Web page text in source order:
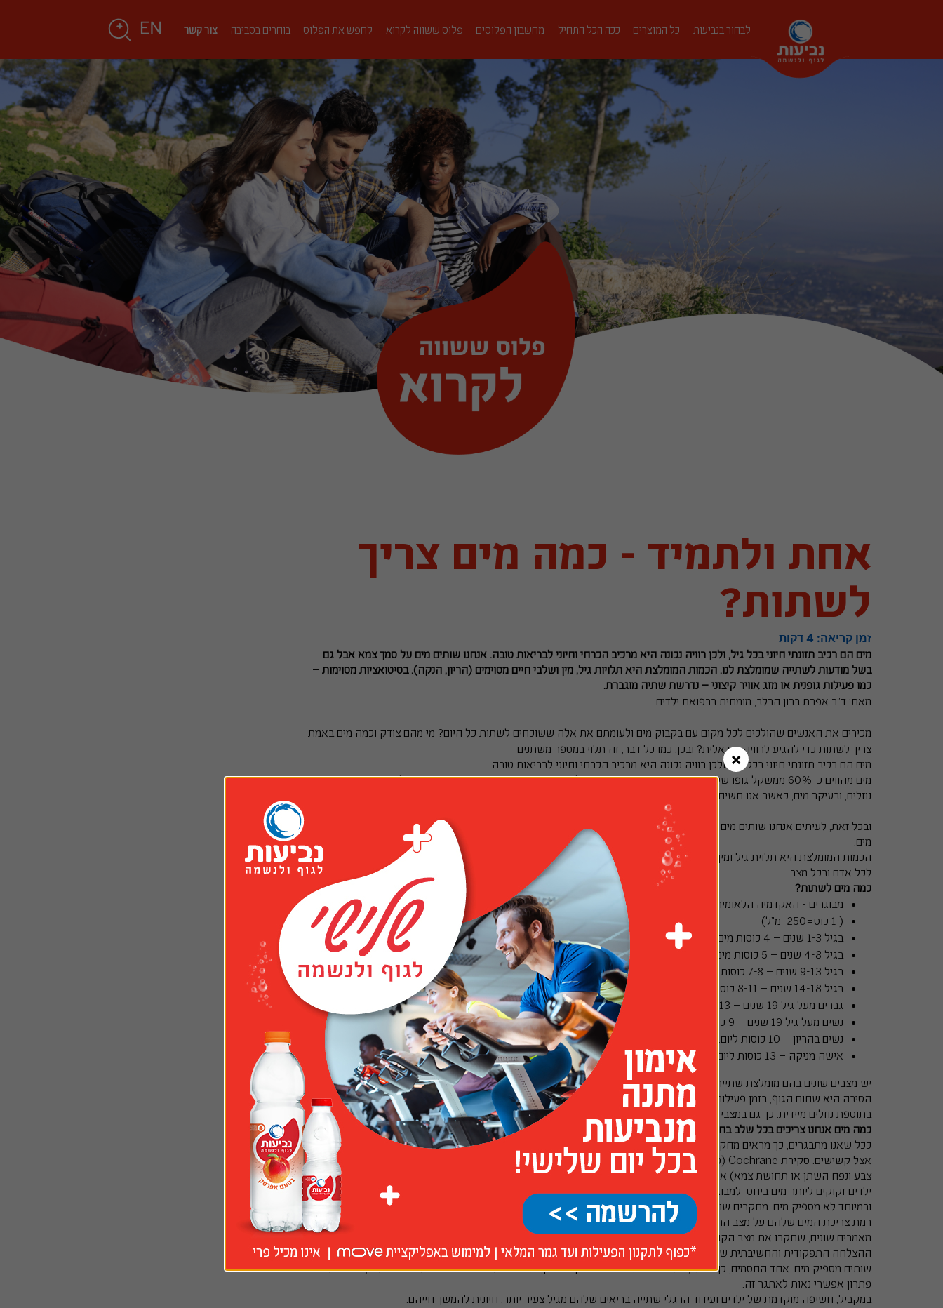
לבחור בנביעות כל המוצרים ככה הכל התחיל מחשבון הפלוסים פלוס ששווה לקרוא לחפש את הפלוס בוחרים בסביבה צור קשר
אחת ולתמיד - כמה מים צריך
לשתות?
זמן קריאה: 4 דקות
מים הם רכיב תזונתי חיוני בכל גיל, ולכן רוויה נכונה היא מרכיב הכרחי וחיוני לבריאות טובה. אנחנו שותים מים על סמך צמא אבל גם
בשל מודעות לשתייה שמומלצת לנו. הכמות המומלצת היא תלויות גיל, מין ושלבי חיים מסוימים (הריון, הנקה). בסיטואציות מסוימות –
כמו פעילות גופנית או מזג אוויר קיצוני – נדרשת שתיה מוגברת.
מאת: ד"ר אפרת ברון הרלב, מומחית ברפואת ילדים
צריך לשתות כדי להגיע לרוויה אידאלית? ובכן, כמו כל דבר, זה תלוי במספר משתנים
מים הם רכיב תזונתי חיוני בכל גיל, ולכן רוויה נכונה היא מרכיב הכרחי וחיוני לבריאות טובה.
מים מהווים כ-60% ממשקל גופו של מבוגר. צמא הוא מנגנון שמסמן לנו בסימן מתריע, כשגופנו חש מחסור בנוזלים. כך, אנו שותים
נוזלים, ובעיקר מים, כאשר אנו חשים צמא אבל אנחנו גם נוהגים לשתות משקאות עם הארוחות כדי לסייע בעיכול המזון.
מים.
הכמות המומלצת היא תלוית גיל ומין וכן תלויה בשלבי חיים מסוימים .ובכל זאת, חשוב לציין שה
ה
מלצות כלליות ועשויות שלא להתאים
לכל אדם ובכל מצב.
כמה מים לשתות?
מבוגרים - האקדמיה הלאומית לרפואה בארה"ב מציעה צריכה יומית של כ-13 כוסות לגברים בריאים ו-9 כוסות לנשים בריאות
( 1 כוס=250  מ"ל)
בגיל 1-3 שנים – 4 כוסות מים ליום
בגיל 4-8 שנים – 5 כוסות מים ליום.
בגיל 9-13 שנים – 7-8 כוסות ליום.
בגיל 14-18 שנים – 8-11 כוסות ליום.
גברים מעל גיל 19 שנים – 13 כוסות ליום.
נשים מעל גיל 19 שנים – 9 כוסות ליום.
נשים בהריון – 10 כוסות ליום.
אישה מניקה – 13 כוסות ליום.
בתוספת נוזלים מיידית. כך גם במצבי מחלה שונים איבוד יתר של נוזלים (חום גבוה, הקאות או שלשולים).
כמה מים אנחנו צריכים בכל שלב בחיינו?
אצל קשישים. סקירת Cochrane (ספריית מידע ודאטה) מצאה כי מדדים נפוצים לאבחון התייבשות בקרב מבוגרים (למשל, על פי
צבע ונפח השתן או תחושת צמא) אינם יעילים ואין להשתמש בהם בלבד כדי לאבחן כזו.
ילדים זקוקים ליותר מים ביחס  למבוגרים כדי להבטיח רמה מספקת של רוויה. ככלל, ידוע שילדים ומתבגרים אינם צורכים מספיק נוזלים
רמת צריכת המים שלהם על מצב הרוויה והבריאות, הן משמעותיות מאד.
מאמרים שונים, שחקרו את מצב הקוגניציה של ילדים ובני נוער בהתאמה למצב הרוויה, הראו כי ככל שהרוויה טובה יותר, כך גם
ההצלחה התפקודית והחשיבתית שלהם טובה יותר. אותם מאמרים ממליצים לזהות את החסמים הגורמים לכך שילדים ובני נוער אינם
שותים מספיק מים. אחד החסמים, כך נמצא, הוא חוסר נגישות למים נקיים ולכן, נגישות של ילדים ובני נוער למים מינרלים, עשויה להיות
פתרון אפשרי נאות לאתגר זה.
במקביל, חשיפה מוקדמת של ילדים ועידוד הרגלי שתייה בריאים שלהם מגיל צעיר יותר, חיונית להמשך חייהם.
×